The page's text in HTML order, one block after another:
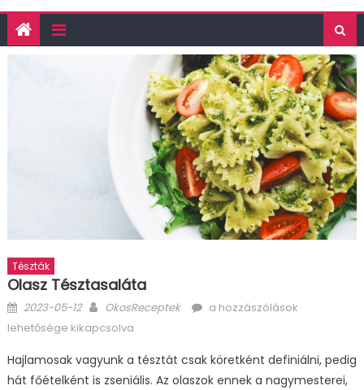
Tészták
Olasz Tésztasaláta
Posted
on
2023-05-12 Author
OkosReceptek
Olasz
a hozzászólások
lehetősége kikapcsolva
Hajlamosak vagyunk a tésztát csak köretként definiálni, pedig
hát főételként is zseniális. Az olaszok ennek a nagymesterei,